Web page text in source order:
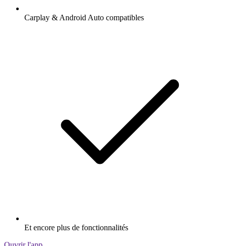
Carplay & Android Auto compatibles
Et encore plus de fonctionnalités